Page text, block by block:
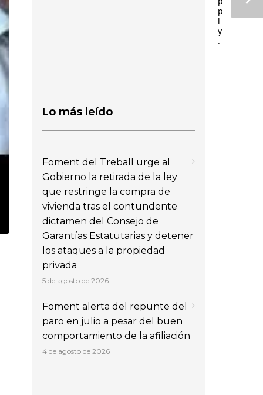
p
l
y
.
Lo más leído
Foment del Treball urge al
Gobierno la retirada de la ley
que restringe la compra de
vivienda tras el contundente
dictamen del Consejo de
Garantías Estatutarias y detener
los ataques a la propiedad
privada
5 de agosto de 2026
Foment alerta del repunte del
paro en julio a pesar del buen
comportamiento de la afiliación
4 de agosto de 2026